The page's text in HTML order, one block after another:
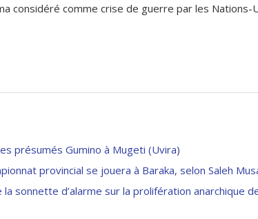
considéré comme crise de guerre par les
présumés Gumino à Mugeti (Uvira)
provincial se jouera à Baraka, selon Saleh
la sonnette d’alarme sur la prolifération